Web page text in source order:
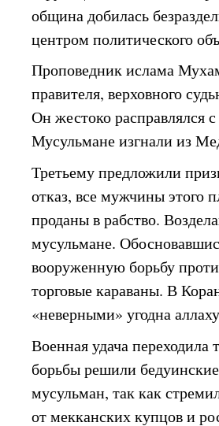
община добилась
центром политического
Проповедник ислама
правителя, верховного
Он жестоко расправлялся
Мусульмане изгнали из
Третьему предложили
отказ, все мужчины
проданы в рабство.
мусульмане.
вооруженную борьбу
торговые караваны. В
«неверными» угодна
Военная удача
борьбы решили
мусульман, так как
от мекканских купцов и